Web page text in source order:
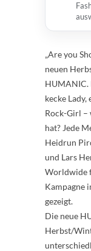
„Are you
neuen
HUMANIC.
kecke
Rock-Girl –
hat? Jede
Heidrun
und Lars
Worldwide
Kampagne
gezeigt.
Die neue
Herbst/